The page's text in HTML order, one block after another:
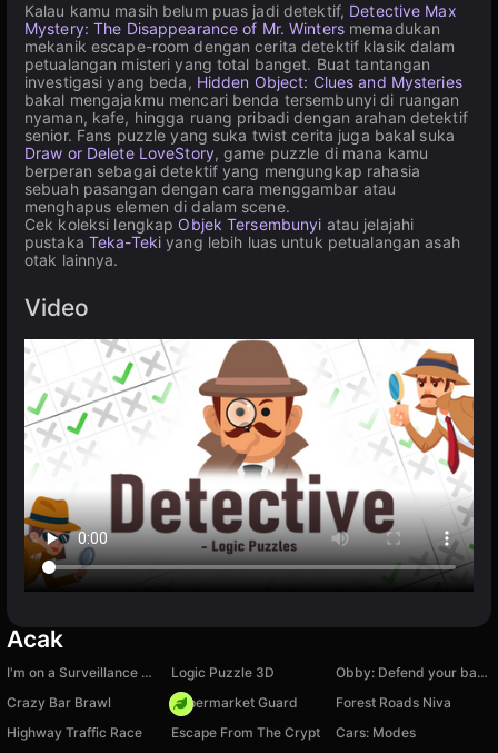
Kalau kamu masih belum puas jadi detektif, Detective Max
Mystery: The Disappearance of Mr. Wintersmemadukan
mekanik escape-room dengan cerita detektif klasik dalam
petualangan misteri yang total banget. Buat tantangan
investigasi yang beda, Hidden Object: Clues and Mysteries
bakal mengajakmu mencari benda tersembunyi di ruangan
nyaman, kafe, hingga ruang pribadi dengan arahan detektif
senior. Fans puzzle yang suka twist cerita juga bakal suka
Draw or Delete LoveStory, game puzzle di mana kamu
berperan sebagai detektif yang mengungkap rahasia
sebuah pasangan dengan cara menggambar atau
menghapus elemen di dalam scene.
Cek koleksi lengkap Objek Tersembunyi atau jelajahi
pustaka Teka-Teki yang lebih luas untuk petualangan asah
otak lainnya.
Video
Acak
I'm on a Surveillance Mission 2 Logic Puzzle 3D
Obby: Defend your base from 67
Crazy Bar Brawl
Supermarket Guard
Forest Roads Niva
Highway Traffic Race
Escape From The Crypt
Cars: Modes